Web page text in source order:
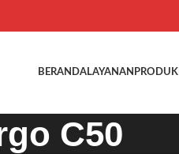
BERANDALAYANAN PRODUK
C50